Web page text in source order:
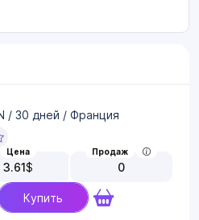
/ 30 дней / Франция
Цена
3.61$
Продаж
0
Купить